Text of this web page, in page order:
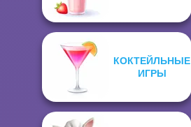
КОКТЕЙЛЬНЫЕ
ИГРЫ